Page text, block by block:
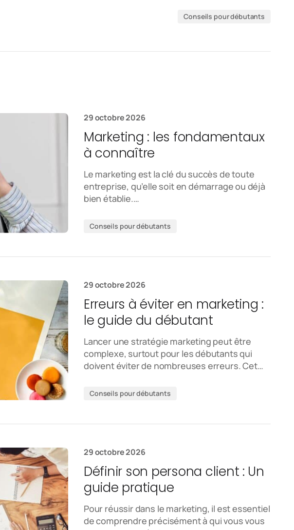
Conseils pour débutants
29 octobre 2026
Marketing : les fondamentaux
à connaître
Le marketing est la clé du succès de toute
entreprise, qu’elle soit en démarrage ou déjà
bien établie.…
Conseils pour débutants
29 octobre 2026
Erreurs à éviter en marketing :
le guide du débutant
Lancer une stratégie marketing peut être
complexe, surtout pour les débutants qui
doivent éviter de nombreuses erreurs. Cet…
Conseils pour débutants
29 octobre 2026
Définir son persona client : Un
guide pratique
Pour réussir dans le marketing, il est essentiel
de comprendre précisément à qui vous vous